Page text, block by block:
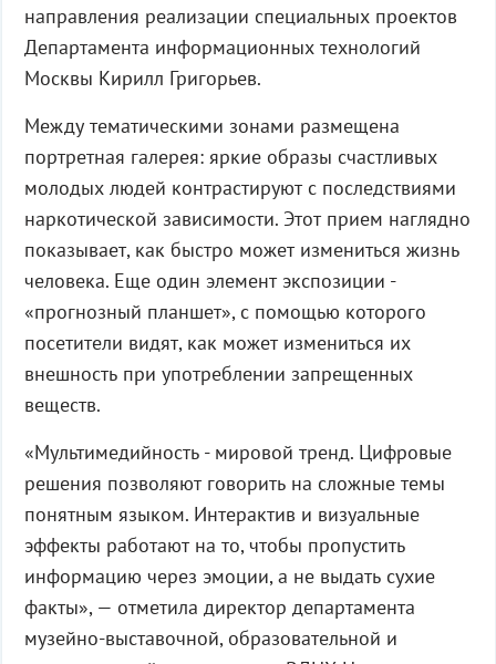
направления реализации специальных проектов
Департамента информационных технологий
Москвы Кирилл Григорьев.
Между тематическими зонами размещена
портретная галерея: яркие образы счастливых
молодых людей контрастируют с последствиями
наркотической зависимости. Этот прием наглядно
показывает, как быстро может измениться жизнь
человека. Еще один элемент экспозиции -
«прогнозный планшет», с помощью которого
посетители видят, как может измениться их
внешность при употреблении запрещенных
веществ.
«Мультимедийность - мировой тренд. Цифровые
решения позволяют говорить на сложные темы
понятным языком. Интерактив и визуальные
эффекты работают на то, чтобы пропустить
информацию через эмоции, а не выдать сухие
факты», — отметила директор департамента
музейно-выставочной, образовательной и